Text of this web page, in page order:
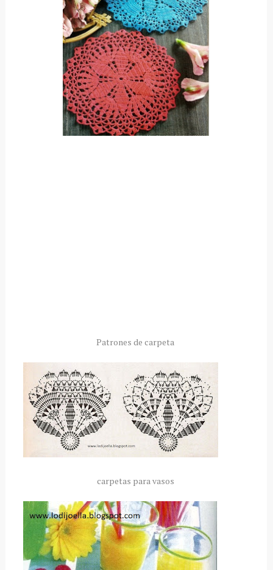
Patrones de carpeta
carpetas para vasos